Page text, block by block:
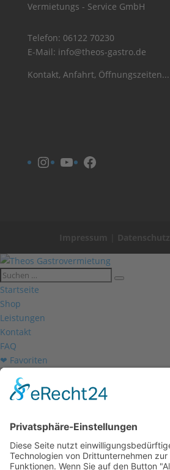
Vermietungs - Service GmbH
Telefon: 06122 70230
E-Mail: info@theos-gastro.de
Kontakt, Anfahrt, Öffnungszeiten...
Instagram
YouTubeFacebook
Impressum Datenschutz
Startseite
Shop
Leistungen
Kontakt
FAQ
❤ Favoriten
Mein Konto
Betriebsferien